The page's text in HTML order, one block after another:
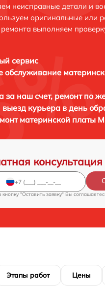
неисправные детали и
оригинальные или
выполняем
сервис
обслуживание
за наш счет, ремонт по
курьера в день
материнской платы
"Оставить заявку" Вы
Этапы работ Цены